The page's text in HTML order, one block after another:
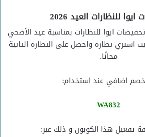
للنظارات العيد 2026
ايوا للنظارات بمناسبة عيد الأضحي
لعام 2026 حيث اشتري نظارة واحصل على النظارة الثانية
مجانًا.
اضافي عند استخدام:
WA832
تفعيل هذا الكوبون و ذلك عبر: